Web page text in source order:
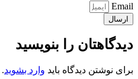
Email
ارسال
دیدگاهتان را بنویسید
برای نوشتن دیدگاه باید وارد بشوید.